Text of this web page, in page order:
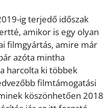
ig terjedő időszak
amikor is egy olyan
filmgyártás, amire már
azóta mintha
harcolta ki többek
filmtámogatási
köszönhetően 2018